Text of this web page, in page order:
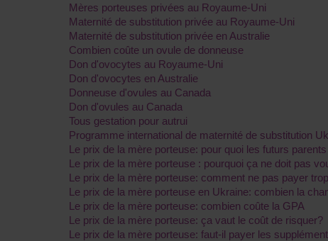
Mères porteuses privées au Royaume-Uni
Maternité de substitution privée au Royaume-Uni
Maternité de substitution privée en Australie
Combien coûte un ovule de donneuse
Don d'ovocytes au Royaume-Uni
Don d'ovocytes en Australie
Donneuse d'ovules au Canada
Don d'ovules au Canada
Tous gestation pour autrui
Programme international de maternité de substitution
Le prix de la mère porteuse: pour quoi les futurs
Le prix de la mère porteuse : pourquoi ça ne doit pas
Le prix de la mère porteuse: comment ne pas payer
Le prix de la mère porteuse en Ukraine: combien la
Le prix de la mère porteuse: combien coûte la GPA
Le prix de la mère porteuse: ça vaut le coût de risquer?
Le prix de la mère porteuse: faut-il payer les